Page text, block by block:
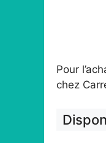
Pour
chez